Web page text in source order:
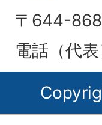
〒644-
電話（代表